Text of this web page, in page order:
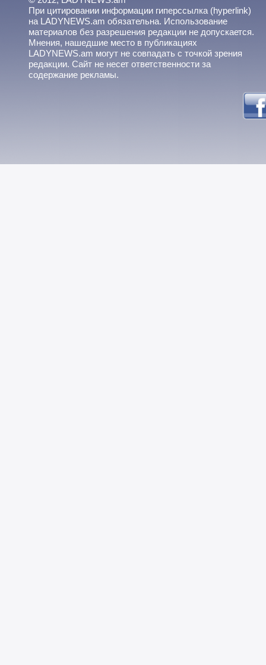
При цитировании информации гиперссылка (hyperlink)
на LADYNEWS.am обязательна. Использование
материалов без разрешения редакции не допускается.
Мнения, нашедшие место в публикациях
LADYNEWS.am могут не совпадать с точкой зрения
редакции. Сайт не несет ответственности за
содержание рекламы.